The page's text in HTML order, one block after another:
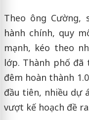
Theo ông Cường,
hành chính, quy
mạnh, kéo theo
lớp. Thành phố đã
đêm hoàn thành
đầu tiên, nhiều dự
vượt kế hoạch đề